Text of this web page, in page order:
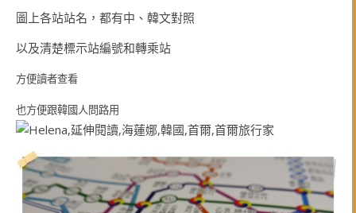
圖上各站站名，都有中、韓文對照
以及清楚標示站編號和轉乘站
方便讀者查看
也方便跟韓國人問路用